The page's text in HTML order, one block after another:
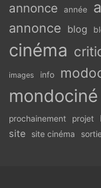
annonce année
annonce blog
cinéma
images info
mondociné
prochainement projet
site site cinéma